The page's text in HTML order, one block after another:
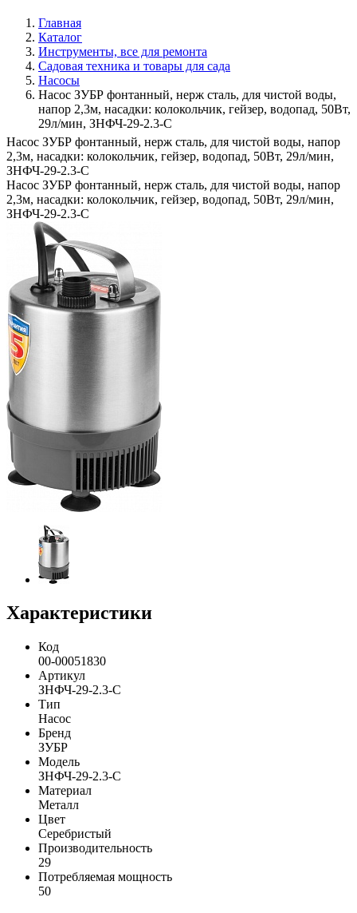
Главная
Каталог
Инструменты, все для ремонта
Садовая техника и товары для сада
Насосы
Насос ЗУБР фонтанный, нерж сталь, для чистой воды,
напор 2,3м, насадки: колокольчик, гейзер, водопад, 50Вт,
29л/мин, ЗНФЧ-29-2.3-С
Насос ЗУБР фонтанный, нерж сталь, для чистой воды, напор
2,3м, насадки: колокольчик, гейзер, водопад, 50Вт, 29л/мин,
ЗНФЧ-29-2.3-С
Насос ЗУБР фонтанный, нерж сталь, для чистой воды, напор
2,3м, насадки: колокольчик, гейзер, водопад, 50Вт, 29л/мин,
ЗНФЧ-29-2.3-С
Характеристики
Код
00-00051830
Артикул
ЗНФЧ-29-2.3-С
Тип
Насос
Бренд
ЗУБР
Модель
ЗНФЧ-29-2.3-С
Материал
Металл
Цвет
Серебристый
Производительность
29
Потребляемая мощность
50